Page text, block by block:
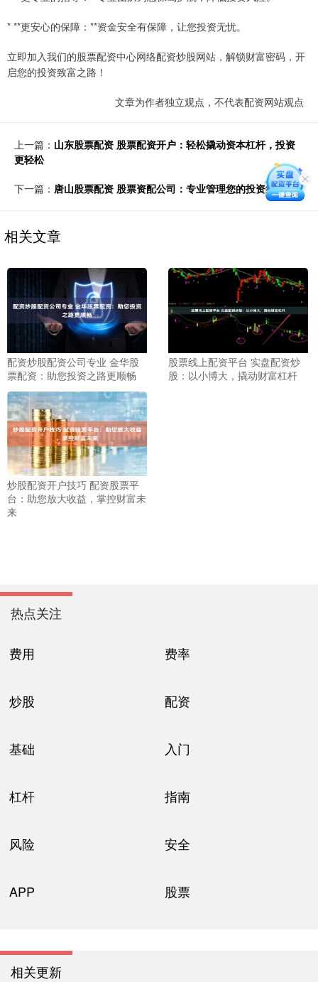
* **更安心的保障：**资金安全有保障，让您投资无忧。
立即加入我们的股票配资中心网络配资炒股网站，解锁财富密码，开
启您的投资致富之路！
文章为作者独立观点，不代表配资网站观点
上一篇： 山东股票配资 股票配资开户：轻松撬动资本杠杆，投资
更轻松
下一篇： 唐山股票配资 股票资配公司：专业管理您的投资组合
相关文章
配资炒股配资公司专业 金华股
票配资：助您投资之路更顺畅
股票线上配资平台 实盘配资炒
股：以小博大，撬动财富杠杆
炒股配资开户技巧 配资股票平
台：助您放大收益，掌控财富未
来
热点关注
费用 费率
炒股 配资
基础 入门
杠杆 指南
风险 安全
APP 股票
相关更新